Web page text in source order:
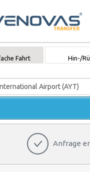
Fahrt Hin-/
Anfrage